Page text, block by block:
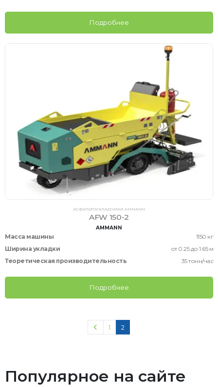
Подробнее
АСФАЛЬТОУКЛАДЧИКИ AMMANN
AFW 150-2
AMMANN
Масса машины
1150 кг
Ширина укладки
от 0.25 до 1.65 м
Теоретическая производительность
35 тонн/час
Подробнее
1 2
Популярное на сайте